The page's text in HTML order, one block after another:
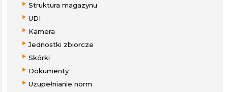
Struktura magazynu
UDI
Kamera
Jednostki zbiorcze
Skórki
Dokumenty
Uzupełnianie norm